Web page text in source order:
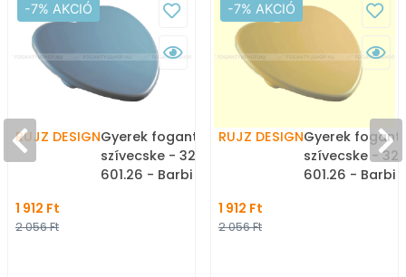
-7% AKCIÓ
RUJZ DESIGNGyerek fogantyú szív,
szívecske - 32 mm -
601.26 - Barbi kék -
gyerekbútor fogantyú
1 912 Ft
2 056 Ft
-7% AKCIÓ
RUJZ DESIGNGyerek
szívecske - 32
601.26 - Barbi
1 912 Ft
2 056 Ft